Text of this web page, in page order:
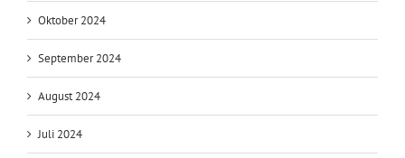
Oktober 2024
September 2024
August 2024
Juli 2024